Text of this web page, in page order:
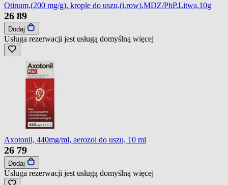
Otinum,(200 mg/g), krople do uszu,(i.row),MDZ/PhP,Litwa,10g
26 89
Dodaj
Usługa rezerwacji jest usługą domyślną więcej
Axotonil, 440mg/ml, aerozol do uszu, 10 ml
26 79
Dodaj
Usługa rezerwacji jest usługą domyślną więcej